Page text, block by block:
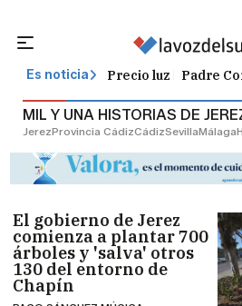
Es noticia Precio luz Padre
MIL Y UNA HISTORIAS DE
JerezProvincia CádizCádizSevillaMálaga
El gobierno de Jerez
comienza a plantar 700
árboles y 'salva' otros
130 del entorno de
Chapín